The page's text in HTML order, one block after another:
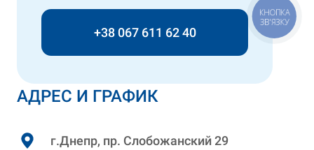
АДРЕС И ГРАФИК
г.Днепр, пр. Слобожанский 29
+38 067 611 62 40
КНОПКА
ЗВ'ЯЗКУ